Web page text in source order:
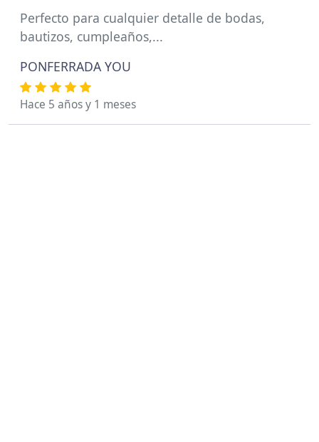
Perfecto para cualquier detalle de bodas,
bautizos, cumpleaños,...
PONFERRADA YOU
Hace 5 años y 1 meses